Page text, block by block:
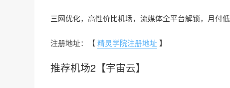
三网优化，高性价比机场，流媒体全平台解锁，月付
注册地址：【精灵学院注册地址】
推荐机场2【宇宙云】